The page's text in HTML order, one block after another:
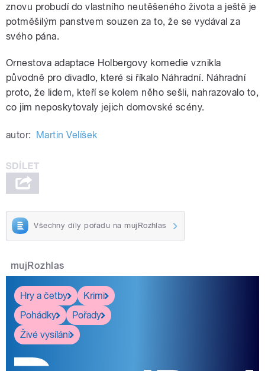
znovu probudí do vlastního neutěšeného života a ještě je
potměšilým panstvem souzen za to, že se vydával za
svého pána.
Ornestova adaptace Holbergovy komedie vznikla
původně pro divadlo, které si říkalo Náhradní. Náhradní
proto, že lidem, kteří se kolem něho sešli, nahrazovalo to,
co jim neposkytovaly jejich domovské scény.
autor: Martin Velíšek
Všechny díly pořadu na mujRozhlas
mujRozhlas
Hry a četby
Krimi
Pohádky
Pořady
Živé vysílání